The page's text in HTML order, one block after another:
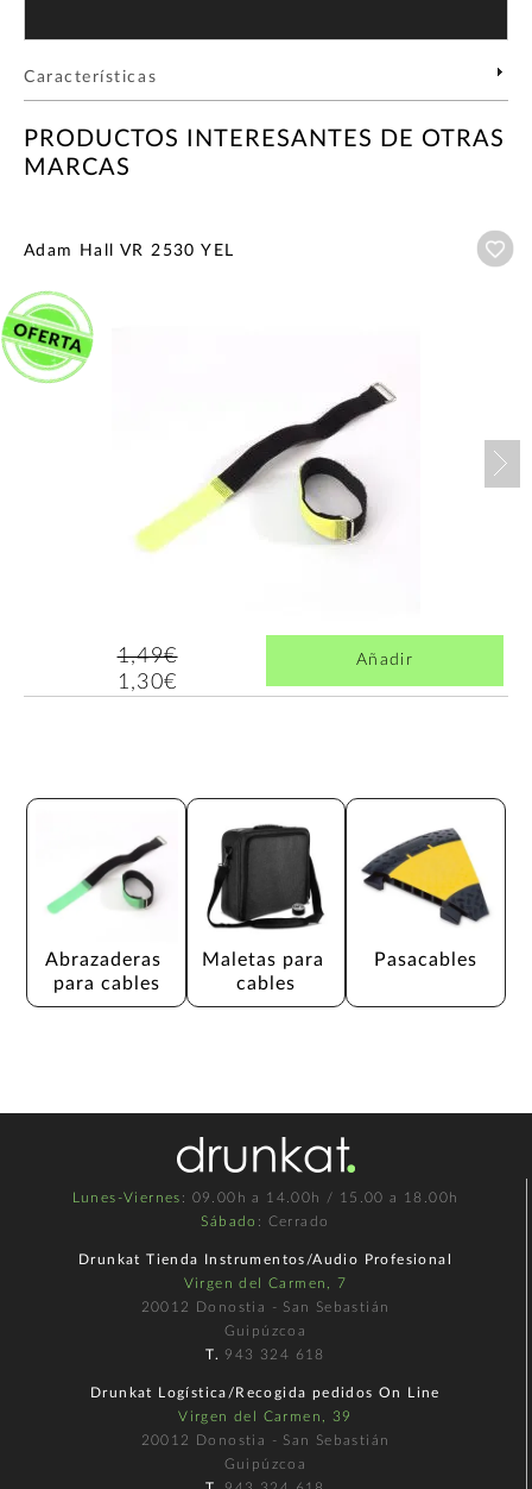
Características
PRODUCTOS INTERESANTES DE OTRAS
MARCAS
Adam Hall VR 2530 YEL
1,49€
1,30€
Añadir
Abrazaderas
para cables
Maletas para
cables
Pasacables
Lunes-Viernes : 09.00h a 14.00h / 15.00 a 18.00h
Sábado : Cerrado
Drunkat Tienda Instrumentos/Audio Profesional
Virgen del Carmen, 7
20012 Donostia - San Sebastián
Guipúzcoa
T. 943 324 618
Drunkat Logística/Recogida pedidos On Line
Virgen del Carmen, 39
20012 Donostia - San Sebastián
Guipúzcoa